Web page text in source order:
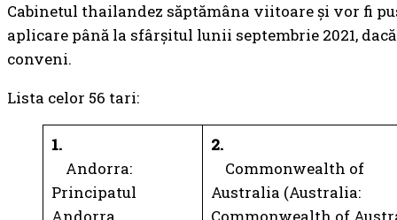
Cabinetul thailandez săptămâna viitoare și vor fi
aplicare până la sfârșitul lunii septembrie 2021,
conveni.
Lista celor 56 tari:
1.
Andorra:
Principatul
2.
Commonwealth of
Australia (Australia: